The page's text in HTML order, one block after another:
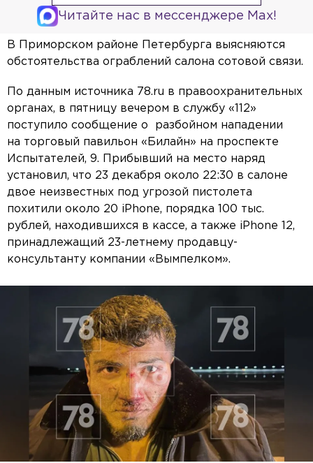
Читайте нас в мессенджере Max!
В Приморском районе Петербурга выясняются
обстоятельства ограблений салона сотовой связи.
По данным источника 78.ru в правоохранительных
органах, в пятницу вечером в службу «112»
поступило сообщение о разбойном нападении
на торговый павильон «Билайн» на проспекте
Испытателей, 9. Прибывший на место наряд
установил, что 23 декабря около 22:30 в салоне
двое неизвестных под угрозой пистолета
похитили около 20 iPhone, порядка 100 тыс.
рублей, находившихся в кассе, а также iPhone 12,
принадлежащий 23-летнему продавцу-
консультанту компании «Вымпелком».